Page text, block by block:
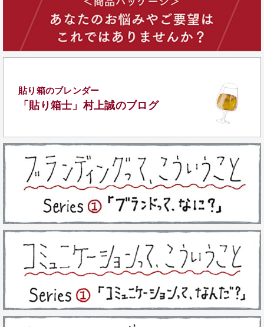
貼り箱のブレンダー
「貼り箱士」村上誠のブログ